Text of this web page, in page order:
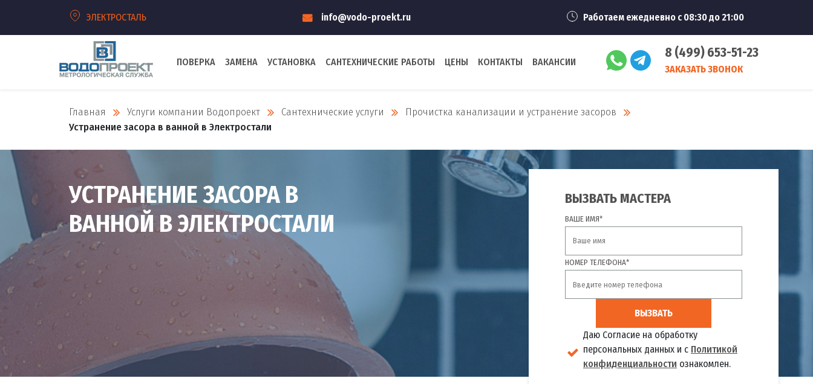
ЭЛЕКТРОСТАЛЬ info@vodo-proekt.ru Работаем ежедневно с 08:30 до 21:00
ПОВЕРКА ЗАМЕНА УСТАНОВКА САНТЕХНИЧЕСКИЕ РАБОТЫ ЦЕНЫ КОНТАКТЫ ВАКАНСИИ
8 (499) 653-51-23
ЗАКАЗАТЬ ЗВОНОК
Главная Услуги компании Водопроект Сантехнические услуги
Прочистка канализации и устранение засоров
Устранение засора в ванной в Электростали
УСТРАНЕНИЕ ЗАСОРА В
ВАННОЙ В ЭЛЕКТРОСТАЛИ
ВЫЗВАТЬ МАСТЕРА
ВАШЕ ИМЯ*
НОМЕР ТЕЛЕФОНА*
ВЫЗВАТЬ
Даю Согласие на обработку
персональных данных и с Политикой
конфиденциальности ознакомлен.